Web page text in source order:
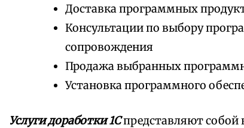
Доставка программных
Консультации по выбору
сопровождения
Продажа выбранных
Установка программного
Услуги доработки 1Спредставляют собой